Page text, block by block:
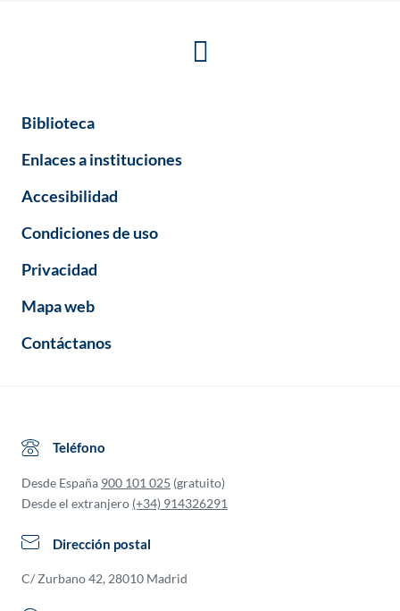
Biblioteca
Enlaces a instituciones
Accesibilidad
Condiciones de uso
Privacidad
Mapa web
Contáctanos
Teléfono
Desde España 900 101 025 (gratuito)
Desde el extranjero (+34) 914326291
Dirección postal
C/ Zurbano 42, 28010 Madrid